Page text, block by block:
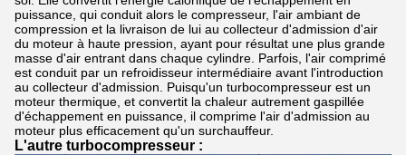
puissance, qui conduit alors le compresseur, l'air ambiant de
compression et la livraison de lui au collecteur d'admission d'air
du moteur à haute pression, ayant pour résultat une plus grande
masse d'air entrant dans chaque cylindre. Parfois, l'air comprimé
est conduit par un refroidisseur intermédiaire avant l'introduction
au collecteur d'admission. Puisqu'un turbocompresseur est un
moteur thermique, et convertit la chaleur autrement gaspillée
d'échappement en puissance, il comprime l'air d'admission au
moteur plus efficacement qu'un surchauffeur.
L'autre turbocompresseur :